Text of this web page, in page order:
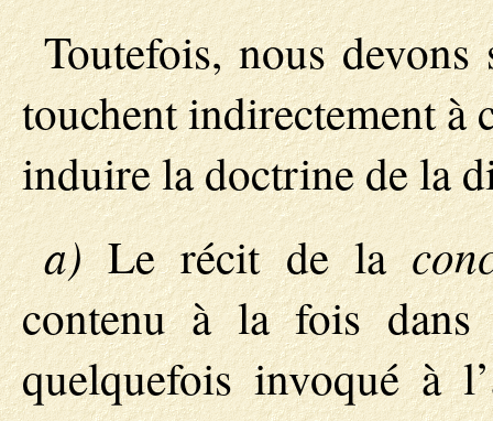
Toutefois, nous devons
touchent indirectement à
induire la doctrine de la
a)Le récit de la
contenu à la fois
quelquefois invoqué à